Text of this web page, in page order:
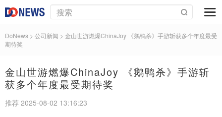
DoNews > 公司新闻 > 金山世游燃爆ChinaJoy 《鹅鸭杀》手游斩获多个年度最受
期待奖
金山世游燃爆ChinaJoy 《鹅鸭杀》手游斩
获多个年度最受期待奖
推荐 2025-08-02 13:16:23